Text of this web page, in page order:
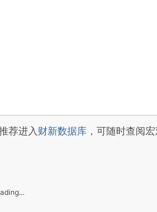
进入财新数据库 ，可随时查阅